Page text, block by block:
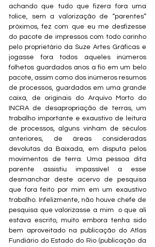
achando que tudo que fizera fora uma
tolice, sem a valorização de “parentes”
próximos, fez com que eu me desfizesse
do pacote de impressos com todo carinho
pelo proprietário da Suze Artes Gráficas e
jogasse fora todos aqueles inúmeros
folhetos guardados anos a fio em um belo
pacote, assim como dos inúmeros resumos
de processos, guardados em uma grande
caixa, de originais do Arquivo Morto do
INCRA de desapropriação de terras, um
trabalho importante e exaustivo de leitura
de processos, alguns vinham de séculos
anteriores, de áreas consideradas
devolutas da Baixada, em disputa pelos
movimentos de terra. Uma pessoa dita
parente assistiu impassível a esse
desmanchar deste acervo de pesquisa
que fora feito por mim em um exaustivo
trabalho. Infelizmente, não houve chefe de
pesquisa que valorizasse a mim  o que ali
estava escrito, muito embora tenha sido
bem aproveitado na publicação do Atlas
Fundiário do Estado do Rio (publicação da